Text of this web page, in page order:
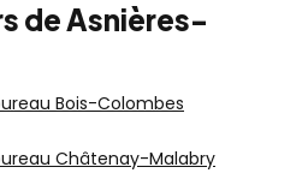
de Asnières-
Bois-Colombes
Châtenay-Malabry